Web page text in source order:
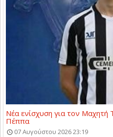
Νέα ενίσχυση για τον Μαχητή
Πέππα
07 Αυγούστου 2026 23:19